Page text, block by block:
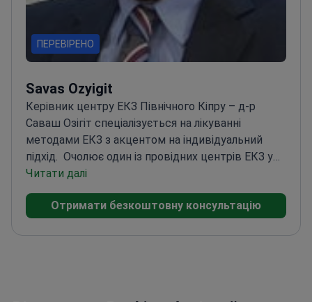
ПЕРЕВІРЕНО
Savas Ozyigit
Керівник центру ЕКЗ Північного Кіпру – д-р
Саваш Озігіт спеціалізується на лікуванні
методами ЕКЗ з акцентом на індивідуальний
підхід. Очолює один із провідних центрів ЕКЗ у
регіоніСпеціалізується на передових
репродуктивних технологіяхРозробляє
індивідуальні плани лікування для кожного
Читати далі
Отримати безкоштовну консультацію